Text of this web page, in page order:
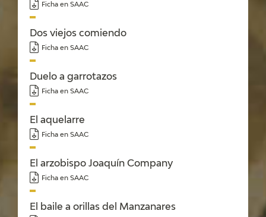
CEDEA
RECURSOS EDUCATIVOS
Ficha en SAAC
Dos viejos comiendo
Ficha en SAAC
Duelo a garrotazos
Ficha en SAAC
El aquelarre
Ficha en SAAC
El arzobispo Joaquín Company
Ficha en SAAC
El baile a orillas del Manzanares